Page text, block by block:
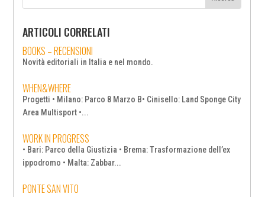
ARTICOLI CORRELATI
BOOKS – RECENSIONI
Novità editoriali in Italia e nel mondo.
WHEN&WHERE
Progetti • Milano: Parco 8 Marzo B• Cinisello: Land Sponge City
Area Multisport •...
WORK IN PROGRESS
• Bari: Parco della Giustizia • Brema: Trasformazione dell’ex
ippodromo • Malta: Zabbar...
PONTE SAN VITO